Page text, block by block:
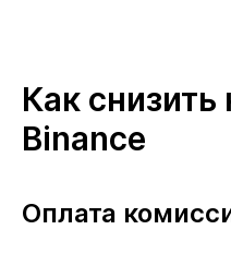
Как
Binance
Оплата